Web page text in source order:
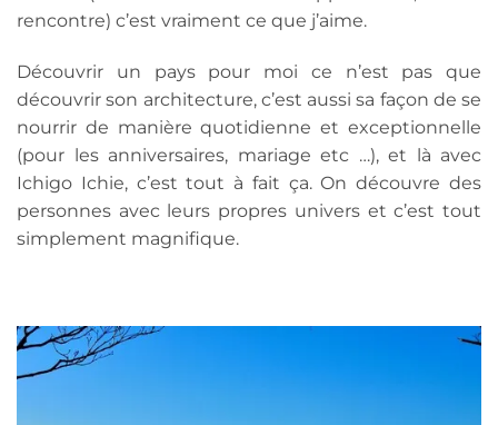
rencontre) c’est vraiment ce que j’aime.
Découvrir un pays pour moi ce n’est pas que
découvrir son architecture, c’est aussi sa façon de se
nourrir de manière quotidienne et exceptionnelle
(pour les anniversaires, mariage etc …), et là avec
Ichigo Ichie, c’est tout à fait ça. On découvre des
personnes avec leurs propres univers et c’est tout
simplement magnifique.